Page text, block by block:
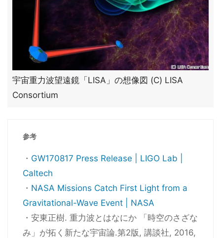
宇宙重力波望遠鏡「LISA」の想像図 (C) LISA
Consortium
参考
・ GW170817 Press Release | LIGO Lab |
Caltech
・ NASA Missions Catch First Light from a
Gravitational-Wave Event | NASA
・安東正樹. 重力波とはなにか 「時空のさざな
み」が拓く新たな宇宙論.第2版, 講談社, 2016,